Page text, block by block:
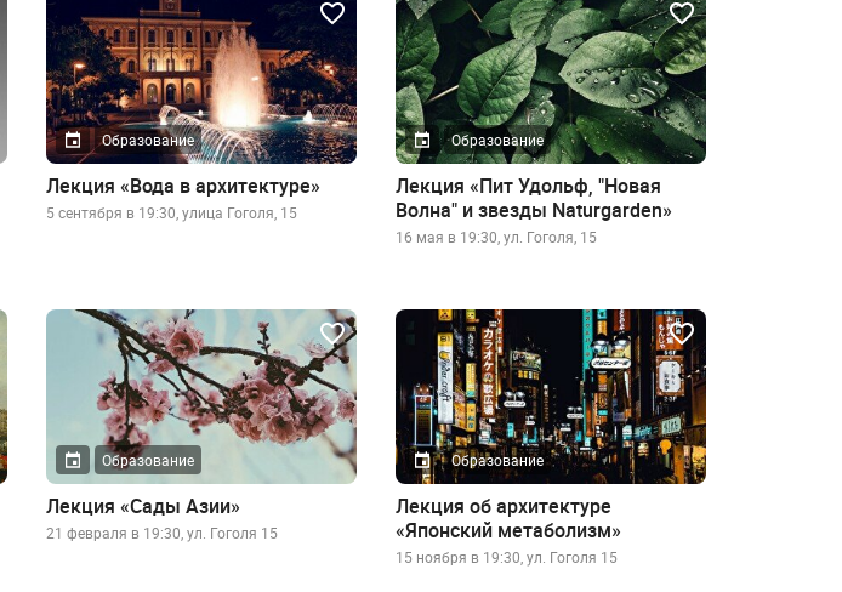
Образование
Лекция «Вода в архитектуре»
5 сентября в 19:30, улица Гоголя, 15
Образование
Лекция «Пит Удольф, "Новая
Волна" и звезды Naturgarden»
16 мая в 19:30, ул. Гоголя, 15
Образование
Лекция «Сады Азии»
21 февраля в 19:30, ул. Гоголя 15
Образование
Лекция об архитектуре
«Японский метаболизм»
15 ноября в 19:30, ул. Гоголя 15